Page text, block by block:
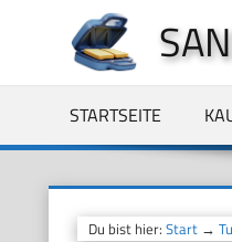
springen
STARTSEITE
Du bist hier: Start→